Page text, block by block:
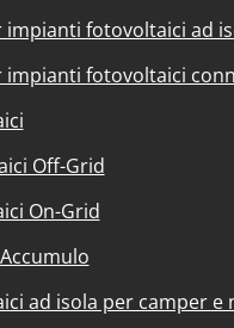
impianti fotovoltaici ad
impianti fotovoltaici
Off-Grid
On-Grid
ad isola per camper e